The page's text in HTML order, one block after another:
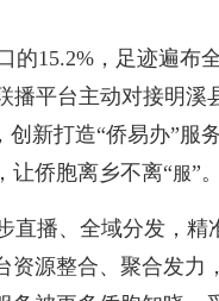
15.2%，足迹遍布
播平台主动对接明溪
新打造“侨易办”服
让侨胞离乡不离“服”。
播、全域分发，精
资源整合、聚合发力